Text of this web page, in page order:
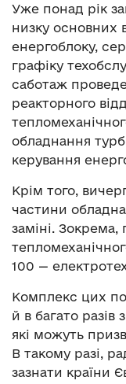
Уже понад рік
низку основних
енергоблоку,
графіку
саботаж
реакторного
обладнання
керування
Крім того,
частини
заміні.
100 —
Комплекс цих
й в багато
які можуть
В такому разі,
зазнати країни